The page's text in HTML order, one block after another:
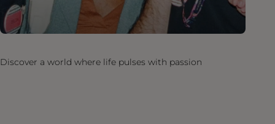
Discover a world where life pulses with passion